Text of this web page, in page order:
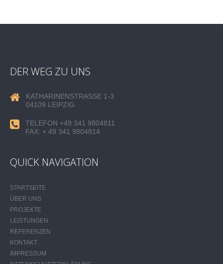
DER WEG ZU UNS
KATHARINENSTRASSE 1-3
04109 LEIPZIG
TELEFON +49 341 9804811
FAX: + 49 341 9804814
QUICK NAVIGATION
STARTSEITE
ÜBER UNS
PROJEKTE
LEISTUNGEN
REFERENZEN
KONTAKT
IMPRESSUM